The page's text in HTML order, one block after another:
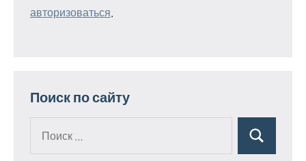
авторизоваться
Поиск по сайту
Поиск